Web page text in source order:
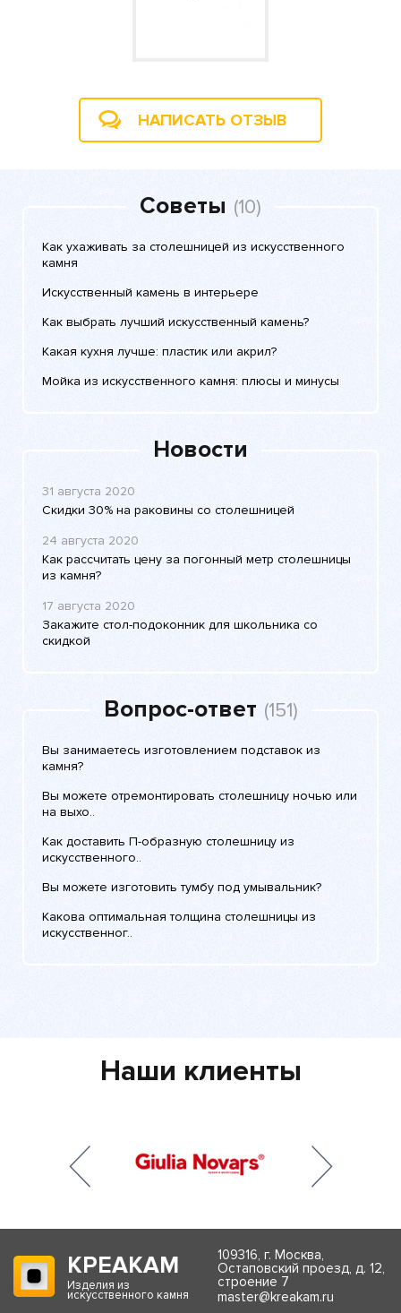
НАПИСАТЬ ОТЗЫВ
Советы (10)
Как ухаживать за столешницей из искусственного
камня
Искусственный камень в интерьере
Как выбрать лучший искусственный камень?
Какая кухня лучше: пластик или акрил?
Мойка из искусственного камня: плюсы и минусы
Новости
31 августа 2020
Скидки 30% на раковины со столешницей
24 августа 2020
Как рассчитать цену за погонный метр столешницы
из камня?
17 августа 2020
Закажите стол-подоконник для школьника со
скидкой
Вопрос-ответ (151)
Вы занимаетесь изготовлением подставок из
камня?
Вы можете отремонтировать столешницу ночью или
на выхо..
Как доставить П-образную столешницу из
искусственного..
Вы можете изготовить тумбу под умывальник?
Какова оптимальная толщина столешницы из
искусственног..
Наши клиенты
КРЕАКАМ
Изделия из
искусственного камня
109316, г. Москва,
Остаповский проезд, д. 12,
строение 7
master@kreakam.ru